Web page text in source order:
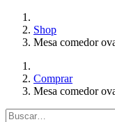
Shop
Mesa comedor
Comprar
Mesa comedor